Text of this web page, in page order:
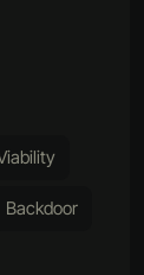
Backdoor